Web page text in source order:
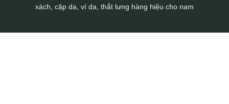
xách, cặp da, ví da, thắt lưng hàng hiệu cho nam